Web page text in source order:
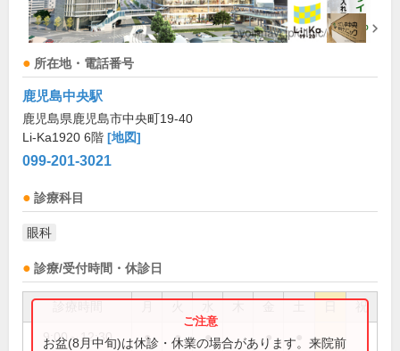
所在地・電話番号
鹿児島中央駅
鹿児島県鹿児島市中央町19-40
Li-Ka1920 6階 [地図]
099-201-3021
診療科目
眼科
診療/受付時間・休診日
祝
9:00～12:30 ● ● ● ●
お盆(8月中旬)は休診・休業の場合があります。来院前